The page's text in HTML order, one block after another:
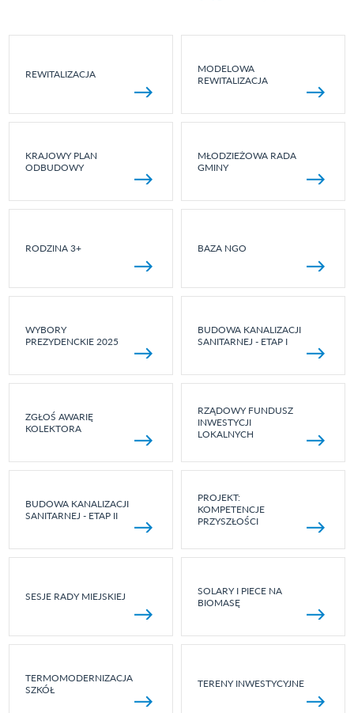
REWITALIZACJA
MODELOWA
REWITALIZACJA
KRAJOWY PLAN
ODBUDOWY
MŁODZIEŻOWA RADA
GMINY
RODZINA 3+ BAZA NGO
WYBORY
PREZYDENCKIE 2025
BUDOWA KANALIZACJI
SANITARNEJ - ETAP I
ZGŁOŚ AWARIĘ
KOLEKTORA
RZĄDOWY FUNDUSZ
INWESTYCJI
LOKALNYCH
BUDOWA KANALIZACJI
SANITARNEJ - ETAP II
PROJEKT:
KOMPETENCJE
PRZYSZŁOŚCI
SESJE RADY MIEJSKIEJ
SOLARY I PIECE NA
BIOMASĘ
TERMOMODERNIZACJA
SZKÓŁ
TERENY INWESTYCYJNE